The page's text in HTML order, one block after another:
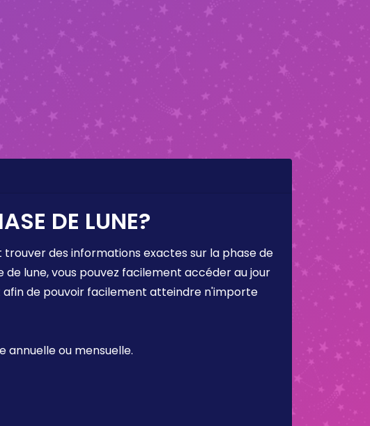
DE LUNE?
des informations exactes sur la phase de
lune, vous pouvez facilement accéder au jour
de pouvoir facilement atteindre n'importe
annuelle ou mensuelle.